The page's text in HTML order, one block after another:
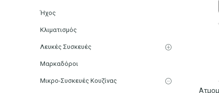
Ήχος
Κλιματισμός
Λευκές Συσκευές
Μαρκαδόροι
Μικρο-Συσκευές Κουζίνας